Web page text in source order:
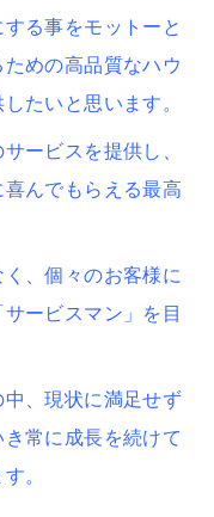
る事をモットーと
めの高品質なハウ
たいと思います。
ービスを提供し、
んでもらえる最高
、個々のお客様に
ービスマン」を目
、現状に満足せず
常に成長を続けて
。